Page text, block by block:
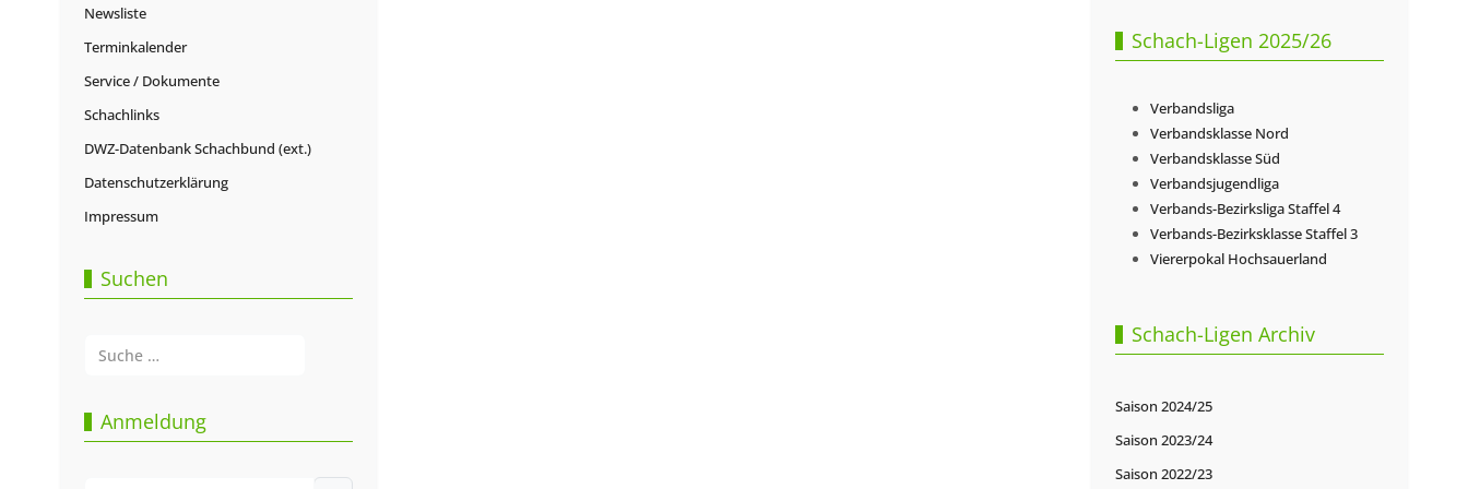
Newsliste
Terminkalender
Service / Dokumente
Schachlinks
DWZ-Datenbank Schachbund (ext.)
Datenschutzerklärung
Impressum
Suchen
Anmeldung
Schach-Ligen 2025/26
Verbandsliga
Verbandsklasse Nord
Verbandsklasse Süd
Verbandsjugendliga
Verbands-Bezirksliga Staffel 4
Verbands-Bezirksklasse Staffel 3
Viererpokal Hochsauerland
Schach-Ligen Archiv
Saison 2024/25
Saison 2023/24
Saison 2022/23